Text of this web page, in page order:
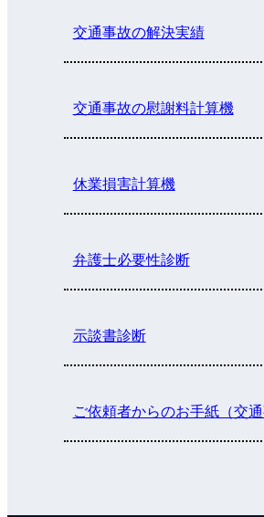
交通事故の解決実績
交通事故の慰謝料計算機
休業損害計算機
弁護士必要性診断
示談書診断
ご依頼者からのお手紙（交通